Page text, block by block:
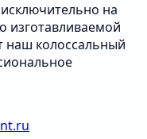
на
изготавливаемой
наш колоссальный